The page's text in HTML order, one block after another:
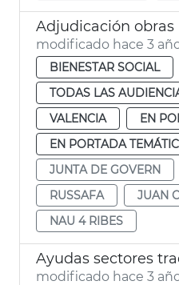
modificado hace 3
BIENESTAR SOCIAL
TODAS LAS
VALENCIA
EN
EN PORTADA
JUNTA DE GOVERN
RUSSAFA
JUAN
NAU 4 RIBES
Ayudas sectores
modificado hace 3